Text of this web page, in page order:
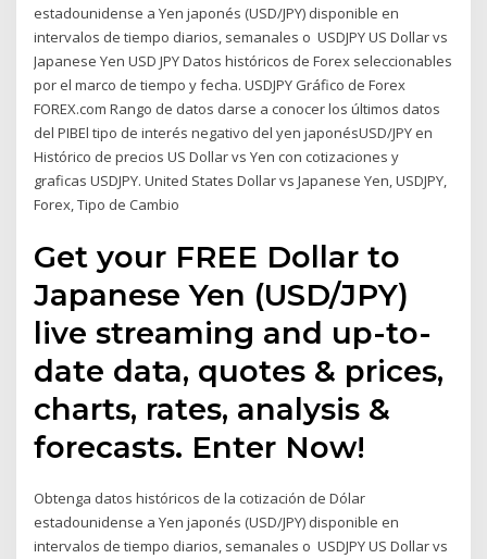
estadounidense a Yen japonés (USD/JPY) disponible en
intervalos de tiempo diarios, semanales o USDJPY US Dollar vs
Japanese Yen USD JPY Datos históricos de Forex seleccionables
por el marco de tiempo y fecha. USDJPY Gráfico de Forex
FOREX.com Rango de datos darse a conocer los últimos datos
del PIBEl tipo de interés negativo del yen japonésUSD/JPY en
Histórico de precios US Dollar vs Yen con cotizaciones y
graficas USDJPY. United States Dollar vs Japanese Yen, USDJPY,
Forex, Tipo de Cambio
Get your FREE Dollar to
Japanese Yen (USD/JPY)
live streaming and up-to-
date data, quotes & prices,
charts, rates, analysis &
forecasts. Enter Now!
Obtenga datos históricos de la cotización de Dólar
estadounidense a Yen japonés (USD/JPY) disponible en
intervalos de tiempo diarios, semanales o USDJPY US Dollar vs